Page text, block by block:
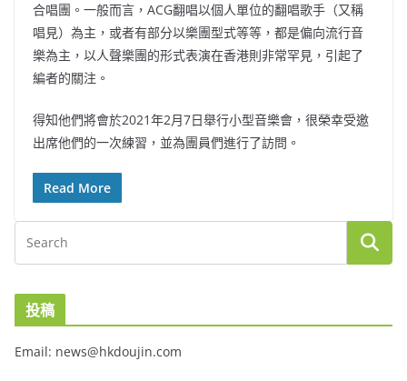
合唱團。一般而言，ACG翻唱以個人單位的翻唱歌手（又稱
唱見）為主，或者有部分以樂團型式等等，都是偏向流行音
樂為主，以人聲樂團的形式表演在香港則非常罕見，引起了
編者的關注。
得知他們將會於2021年2月7日舉行小型音樂會，很榮幸受邀
出席他們的一次練習，並為團員們進行了訪問。
Read More
投稿
Email: news@hkdoujin.com